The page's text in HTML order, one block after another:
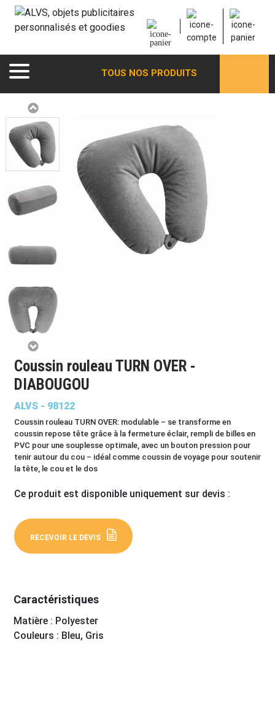
TOUS NOS PRODUITS
Coussin rouleau TURN OVER -
DIABOUGOU
ALVS - 98122
Coussin rouleau TURN OVER: modulable – se transforme en
coussin repose tête grâce à la fermeture éclair, rempli de billes en
PVC pour une souplesse optimale, avec un bouton pression pour
tenir autour du cou – idéal comme coussin de voyage pour soutenir
la tête, le cou et le dos
Ce produit est disponible uniquement sur devis :
RECEVOIR LE DEVIS
Caractéristiques
Matière : Polyester
Couleurs : Bleu, Gris